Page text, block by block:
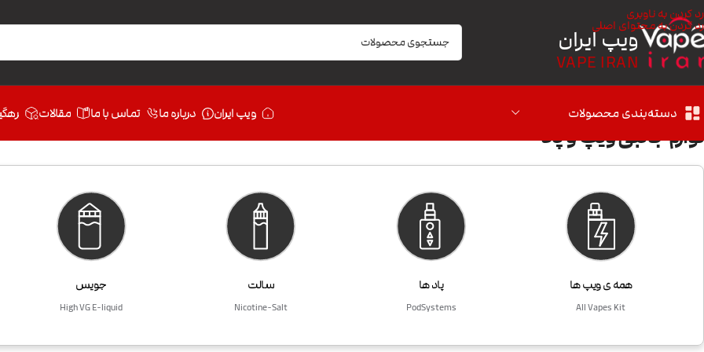
رد کردن به ناوبری
رد کردن به محتوای اصلی
ویپ ایران
VAPE IRAN
دسته‌بندی محصولات ویپ ایران درباره ما تماس با ما مقالات
لوازم جانبی ویپ و پاد
همه ی ویپ ها
All Vapes Kit
پاد ها
PodSystems
سالت
Nicotine-Salt
جویس
High VG E-liquid